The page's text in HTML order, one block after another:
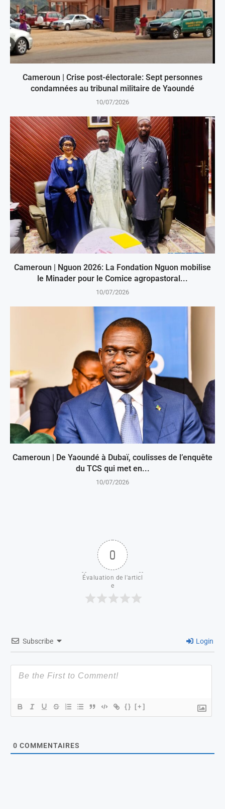
Cameroun | Crise post-électorale: Sept personnes
condamnées au tribunal militaire de Yaoundé
10/07/2026
Cameroun | Nguon 2026: La Fondation Nguon mobilise
le Minader pour le Comice agropastoral...
10/07/2026
Cameroun | De Yaoundé à Dubaï, coulisses de l’enquête
du TCS qui met en...
10/07/2026
0
Évaluation de l'articl
e
Subscribe Login
{} [+]
0 COMMENTAIRES